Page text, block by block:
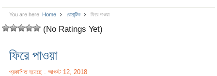
You are here: Home রোমান্টিক ফিরে পাওয়া
(No Ratings Yet)
ফিরে পাওয়া
প্রকাশিত হয়েছে : আগস্ট 12, 2018